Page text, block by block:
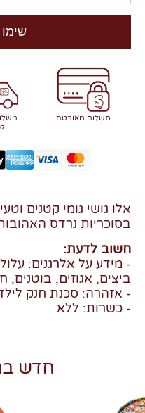
תשלום מאובטח
אלו גושי גומי קטנים
בסוכריות נרדס
חשוב לדעת:
- מידע על אלרגנים:
ביצים, אגוזים, בוטנים,
- אזהרה: סכנת חנק
- כשרות: ללא
חדש